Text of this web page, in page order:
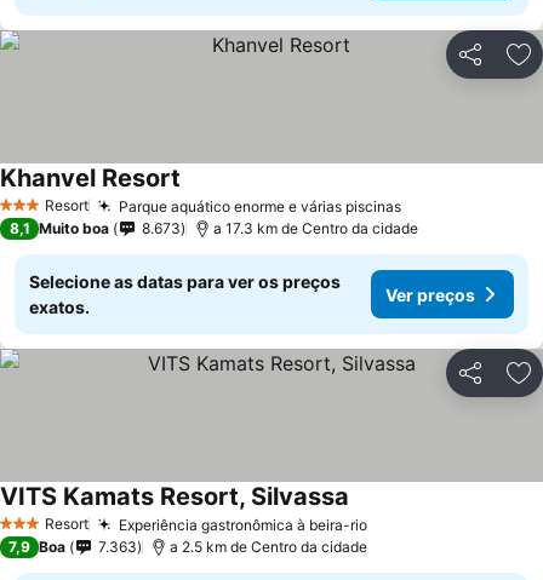
Partilhar
3 EstrelasResort Parque aquático enorme e várias piscinasVer preços
Khanvel Resort
8,1 Muito boa 8.673 a 17.3 km de Centro da cidade
Selecione as datas para ver os preços
exatos.
Ver preços
Partilhar
3 EstrelasResort Experiência gastronômica à beira-rioVer preços
VITS Kamats Resort, Silvassa
7,9 Boa 7.363 a 2.5 km de Centro da cidade